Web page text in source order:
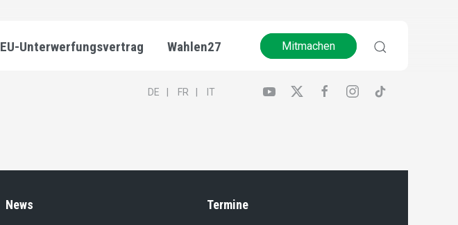
EU-Unterwerfungsvertrag Wahlen27 Mitmachen
DE FR IT
News Termine